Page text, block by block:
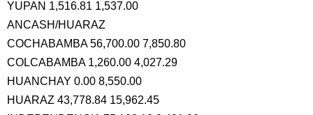
YUPAN 1,516.81 1,537.00
ANCASH/HUARAZ
COCHABAMBA 56,700.00 7,850.80
COLCABAMBA 1,260.00 4,027.29
HUANCHAY 0.00 8,550.00
HUARAZ 43,778.84 15,962.45